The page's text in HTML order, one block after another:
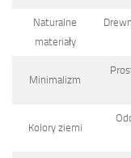
Naturalne
materiały
Minimalizm
Kolory ziemi